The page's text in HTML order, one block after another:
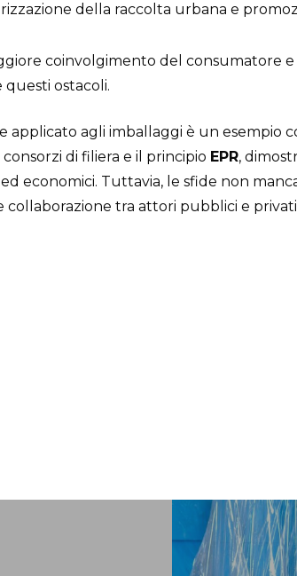
della raccolta urbana e
coinvolgimento del consumatore
questi ostacoli.
applicato agli imballaggi è un esempio
consorzi di filiera e il principio EPR,
economici. Tuttavia, le sfide non
collaborazione tra attori pubblici e